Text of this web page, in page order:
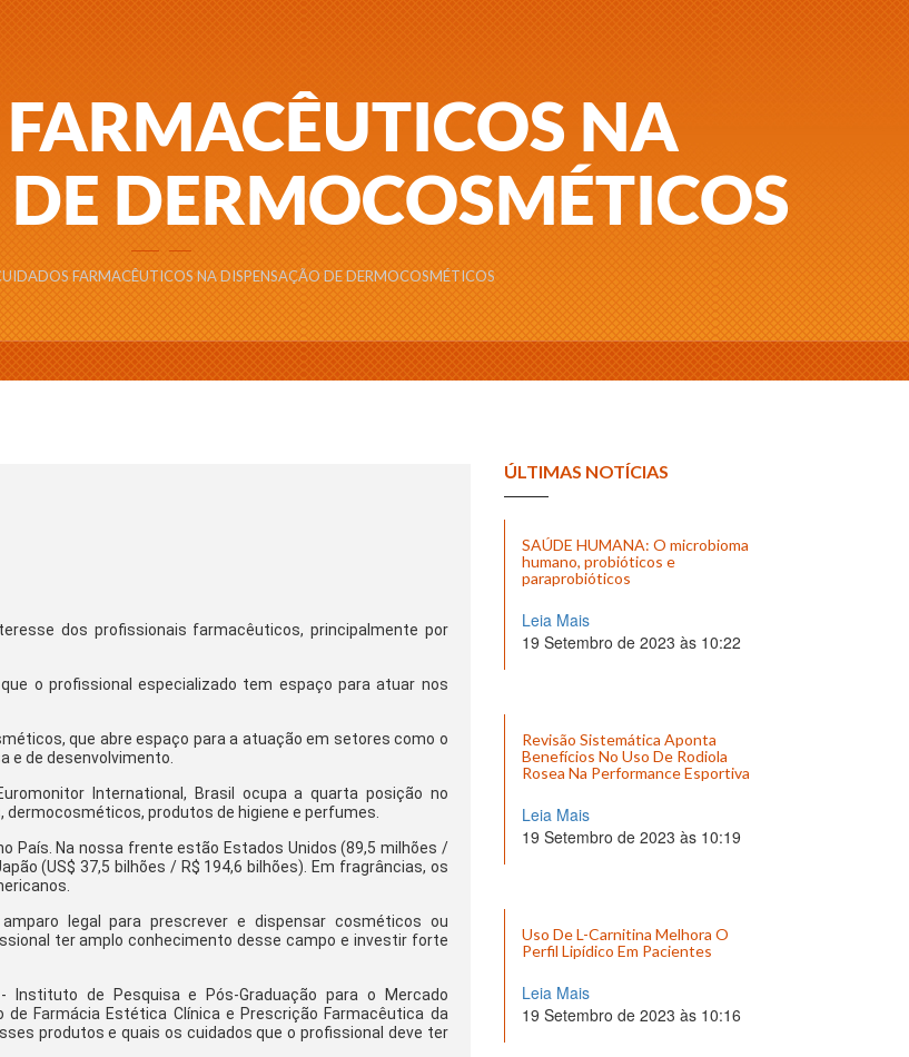
NA
DERMOCOSMÉTICOS
FARMACÊUTICOS NA DISPENSAÇÃO DE DERMOCOSMÉTICOS
ÚLTIMAS NOTÍCIAS
SAÚDE HUMANA: O microbioma
humano, probióticos e
paraprobióticos
Leia Mais
19 Setembro de 2023 às 10:22
Revisão Sistemática Aponta
Benefícios No Uso De Rodiola
Rosea Na Performance Esportiva
Leia Mais
19 Setembro de 2023 às 10:19
Uso De L-Carnitina Melhora O
Perfil Lipídico Em Pacientes
Leia Mais
19 Setembro de 2023 às 10:16
dos profissionais farmacêuticos, principalmente por
o profissional especializado tem espaço para atuar nos
que abre espaço para a atuação em setores como o
e de desenvolvimento.
International, Brasil ocupa a quarta posição no
produtos de higiene e perfumes.
País. Na nossa frente estão Estados Unidos (89,5 milhões /
(US$ 37,5 bilhões / R$ 194,6 bilhões). Em fragrâncias, os
legal para prescrever e dispensar cosméticos ou
ter amplo conhecimento desse campo e investir forte
de Pesquisa e Pós-Graduação para o Mercado
de Farmácia Estética Clínica e Prescrição Farmacêutica da
produtos e quais os cuidados que o profissional deve ter